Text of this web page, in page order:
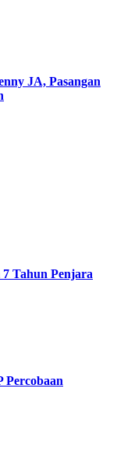
JA, Pasangan
Tahun Penjara
Percobaan